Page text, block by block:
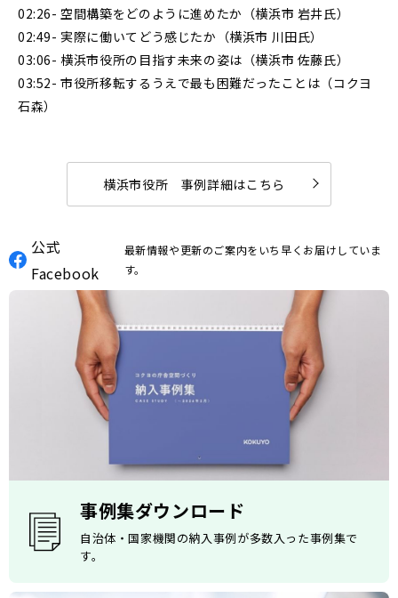
02:26- 空間構築をどのように進めたか（横浜市 岩井氏）
02:49- 実際に働いてどう感じたか（横浜市 川田氏）
03:06- 横浜市役所の目指す未来の姿は（横浜市 佐藤氏）
03:52- 市役所移転するうえで最も困難だったことは（コクヨ
石森）
横浜市役所 事例詳細はこちら
公式
Facebook
最新情報や更新のご案内をいち早くお届けしていま
す。
事例集ダウンロード
自治体・国家機関の納入事例が多数入った事例集で
す。